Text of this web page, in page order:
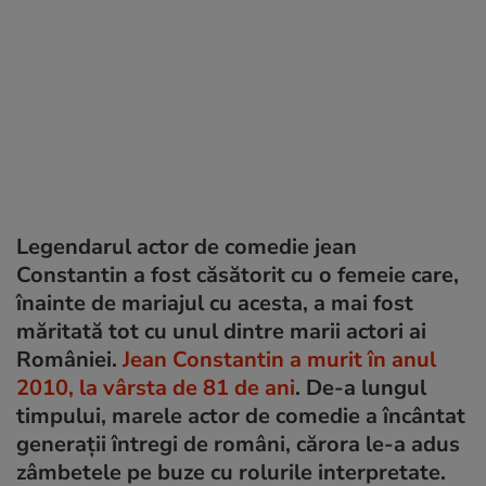
Legendarul actor de comedie jean
Constantin a fost căsătorit cu o femeie care,
înainte de mariajul cu acesta, a mai fost
măritată tot cu unul dintre marii actori ai
României. Jean Constantin a murit în anul
2010, la vârsta de 81 de ani. De-a lungul
timpului, marele actor de comedie a încântat
generații întregi de români, cărora le-a adus
zâmbetele pe buze cu rolurile interpretate.